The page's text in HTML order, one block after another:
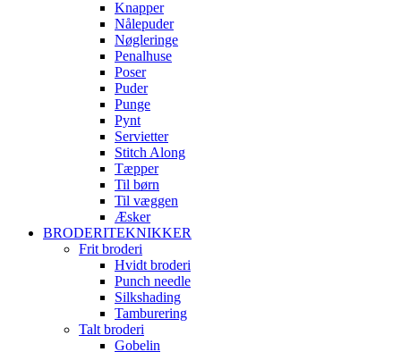
Knapper
Nålepuder
Nøgleringe
Penalhuse
Poser
Puder
Punge
Pynt
Servietter
Stitch Along
Tæpper
Til børn
Til væggen
Æsker
BRODERITEKNIKKER
Frit broderi
Hvidt broderi
Punch needle
Silkshading
Tamburering
Talt broderi
Gobelin